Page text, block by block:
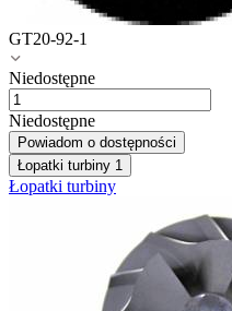
GT20-92-1
Niedostępne
Niedostępne
Powiadom o dostępności
Łopatki turbiny 1
Łopatki turbiny